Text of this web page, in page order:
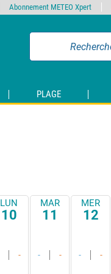
PLAGE
LUN
10
-
MAR
11
- -
MER
12
- -
Abonnement METEO Xpert